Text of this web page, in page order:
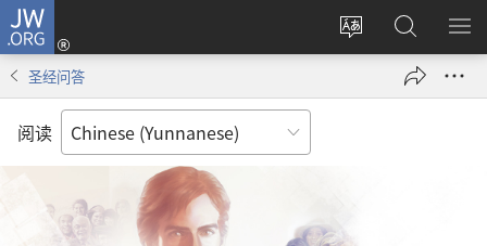
JW.ORG
更
登
录
（打
搜
索
JW.ORG
显
圣经问答
阅读